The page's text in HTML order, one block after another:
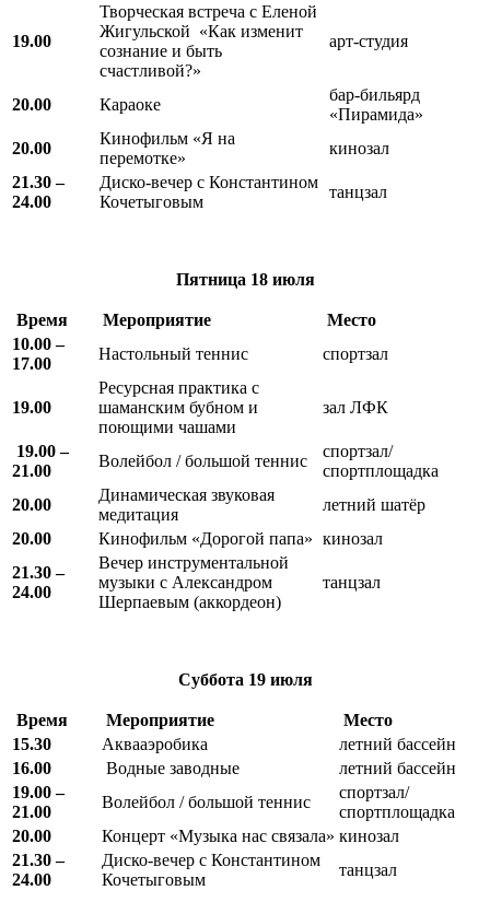
19.00
Творческая встреча с Еленой
Жигульской «Как изменит
сознание и быть
счастливой?»
арт-студия
20.00 Караоке
бар-бильярд
«Пирамида»
20.00
Кинофильм «Я на
перемотке»
кинозал
21.30 –
24.00
Диско-вечер с Константином
Кочетыговым
танцзал
Пятница 18 июля
Время Мероприятие
Место
10.00 –
17.00
Настольный теннис спортзал
19.00
Ресурсная практика с
шаманским бубном и
поющими чашами
зал ЛФК
19.00 –
21.00
Волейбол / большой теннис
спортзал/
спортплощадка
20.00
Динамическая звуковая
медитация
летний шатёр
20.00
Кинофильм «Дорогой папа» кинозал
21.30 –
24.00
Вечер инструментальной
музыки с Александром
Шерпаевым (аккордеон)
танцзал
Суббота 19 июля
Время Мероприятие
Место
15.30
Аквааэробика
летний бассейн
16.00
Водные заводные
летний бассейн
19.00 –
21.00
Волейбол / большой теннис
спортзал/
спортплощадка
20.00
Концерт «Музыка нас связала» кинозал
21.30 –
24.00
Диско-вечер с Константином
Кочетыговым
танцзал